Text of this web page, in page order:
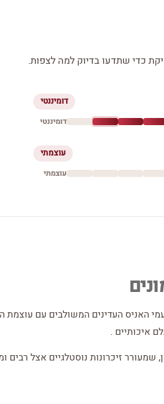
כדי שתדעו בדיוק למה לצפות.
דומיננטי
דומיננטי
עוצמתי
עוצמתי
האניס העדינים המשולבים עם עוצמת
איכותיים .
זיכרונות נוסטלגיים אצל רבים